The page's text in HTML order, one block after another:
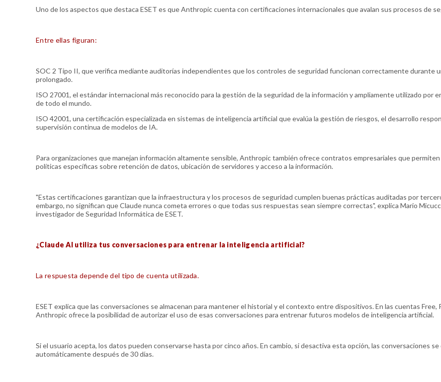
Uno de los aspectos que destaca ESET es que Anthropic cuenta con certificaciones internacionales que avalan sus procesos de
Entre ellas figuran:
SOC 2 Tipo II, que verifica mediante auditorías independientes que los controles de seguridad funcionan correctamente durante
prolongado.
ISO 27001, el estándar internacional más reconocido para la gestión de la seguridad de la información y ampliamente utilizado por
de todo el mundo.
ISO 42001, una certificación especializada en sistemas de inteligencia artificial que evalúa la gestión de riesgos, el desarrollo
supervisión continua de modelos de IA.
Para organizaciones que manejan información altamente sensible, Anthropic también ofrece contratos empresariales que
políticas específicas sobre retención de datos, ubicación de servidores y acceso a la información.
"Estas certificaciones garantizan que la infraestructura y los procesos de seguridad cumplen buenas prácticas auditadas por
embargo, no significan que Claude nunca cometa errores o que todas sus respuestas sean siempre correctas", explica Mario
investigador de Seguridad Informática de ESET.
¿Claude AI utiliza tus conversaciones para entrenar la inteligencia artificial?
La respuesta depende del tipo de cuenta utilizada.
ESET explica que las conversaciones se almacenan para mantener el historial y el contexto entre dispositivos. En las cuentas Free,
Anthropic ofrece la posibilidad de autorizar el uso de esas conversaciones para entrenar futuros modelos de inteligencia artificial.
Si el usuario acepta, los datos pueden conservarse hasta por cinco años. En cambio, si desactiva esta opción, las conversaciones se
automáticamente después de 30 días.